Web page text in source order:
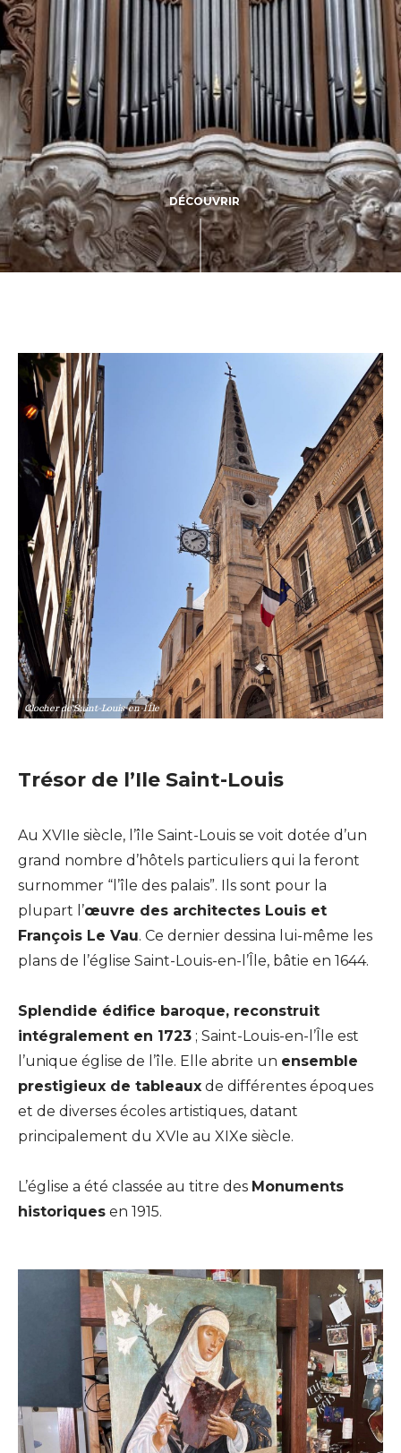
DÉCOUVRIR
Clocher de Saint-Louis-en-l'Île
Trésor de l’Ile Saint-Louis
Au XVIIe siècle, l’île Saint-Louis se voit dotée d’un
grand nombre d’hôtels particuliers qui la feront
surnommer “l’île des palais”. Ils sont pour la
plupart l’œuvre des architectes Louis et
François Le Vau. Ce dernier dessina lui-même les
plans de l’église Saint-Louis-en-l’Île, bâtie en 1644.
Splendide édifice baroque, reconstruit
intégralement en 1723 ; Saint-Louis-en-l’Île est
l’unique église de l’île. Elle abrite un ensemble
prestigieux de tableaux de différentes époques
et de diverses écoles artistiques, datant
principalement du XVIe au XIXe siècle.
L’église a été classée au titre des Monuments
historiques en 1915.